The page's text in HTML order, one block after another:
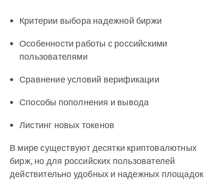
Критерии выбора надежной биржи
Особенности работы с российскими
пользователями
Сравнение условий верификации
Способы пополнения и вывода
Листинг новых токенов
В мире существуют десятки криптовалютных
бирж, но для российских пользователей
действительно удобных и надежных площадок